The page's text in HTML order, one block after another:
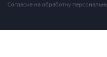
Согласие на обработку